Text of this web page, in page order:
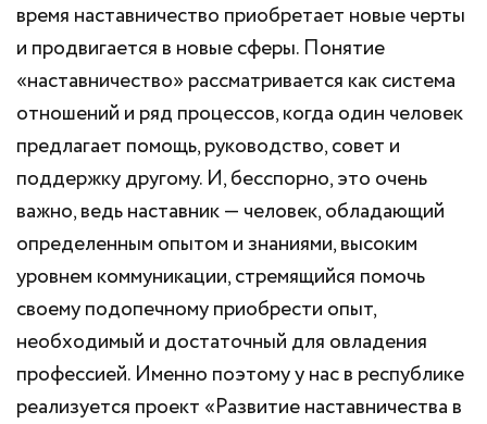
время наставничество приобретает новые черты
и продвигается в новые сферы. Понятие
«наставничество» рассматривается как система
отношений и ряд процессов, когда один человек
предлагает помощь, руководство, совет и
поддержку другому. И, бесспорно, это очень
важно, ведь наставник — человек, обладающий
определенным опытом и знаниями, высоким
уровнем коммуникации, стремящийся помочь
своему подопечному приобрести опыт,
необходимый и достаточный для овладения
профессией. Именно поэтому у нас в республике
реализуется проект «Развитие наставничества в